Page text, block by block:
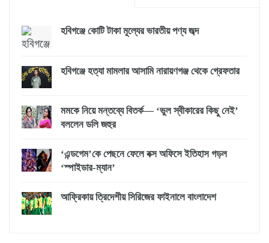
হবিগঞ্জে কোটি টাকা মূল্যের ভারতীয় পণ্য জব্দ
হবিগঞ্জে হত্যা মামলার আসামি নারায়ণগঞ্জ থেকে গ্রেফতার
মমকে নিয়ে মন্তব্যে বিতর্ক— ‘ভুল স্বীকারের কিছু নেই’
বললেন ডলি জহুর
‘এন্ডগেম’কে পেছনে ফেলে বক্স অফিসে ইতিহাস গড়ল
‘স্পাইডার-ম্যান’
আফ্রিকায় ত্রিদেশীয় সিরিজের ফাইনালে বাংলাদেশ